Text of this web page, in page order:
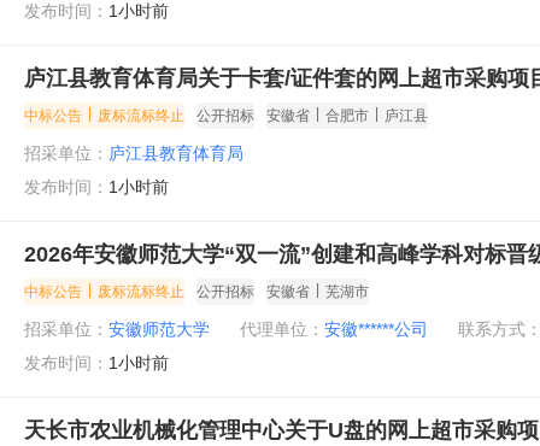
发布时间： 1小时前
庐江县教育体育局关于卡套/证件套的网上超市采购项
中标公告 废标流标终止 公开招标 安徽省 合肥市 庐江县
招采单位： 庐江县教育体育局
发布时间： 1小时前
2026年安徽师范大学“双一流”创建和高峰学科对标
中标公告 废标流标终止 公开招标 安徽省 芜湖市
招采单位： 安徽师范大学 代理单位： 安徽******公司
联系方式
发布时间： 1小时前
天长市农业机械化管理中心关于U盘的网上超市采购